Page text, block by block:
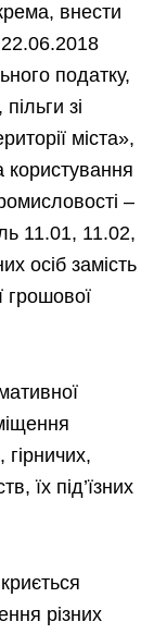
внести
22.06.2018
податку,
зі
міста»,
користування
–
11.01, 11.02,
осіб замість
грошової
їх під’їзних
різних